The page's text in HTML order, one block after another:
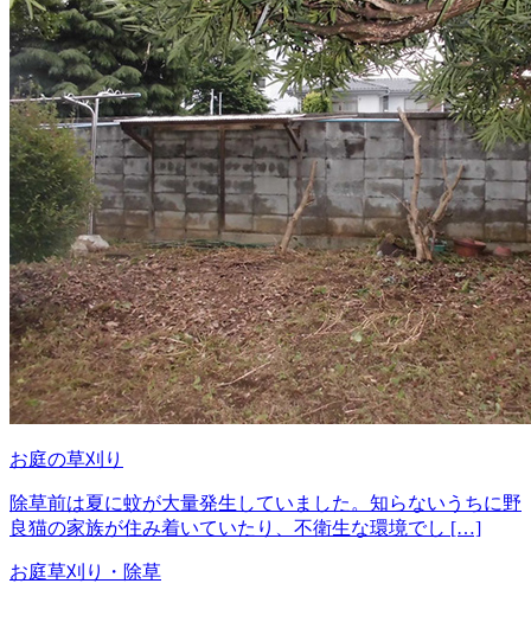
お庭の草刈り
除草前は夏に蚊が大量発生していました。知らないうちに野
良猫の家族が住み着いていたり、不衛生な環境でし […]
お庭草刈り・除草